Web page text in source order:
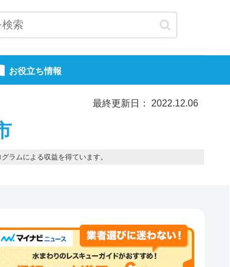
お役立ち情報
最終更新日： 2022.12.06
ラムによる収益を得ています。